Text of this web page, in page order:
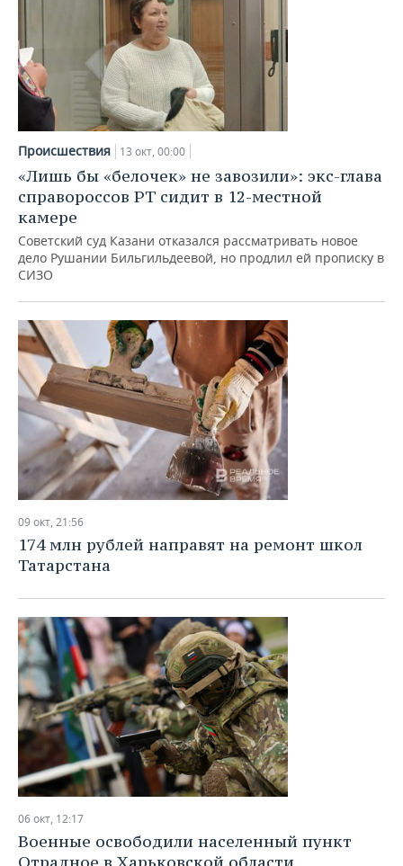
Происшествия 13 окт, 00:00
«Лишь бы «белочек» не завозили»: экс-глава
справороссов РТ сидит в 12-местной
камере
Советский суд Казани отказался рассматривать новое
дело Рушании Бильгильдеевой, но продлил ей прописку в
СИЗО
09 окт, 21:56
174 млн рублей направят на ремонт школ
Татарстана
06 окт, 12:17
Военные освободили населенный пункт